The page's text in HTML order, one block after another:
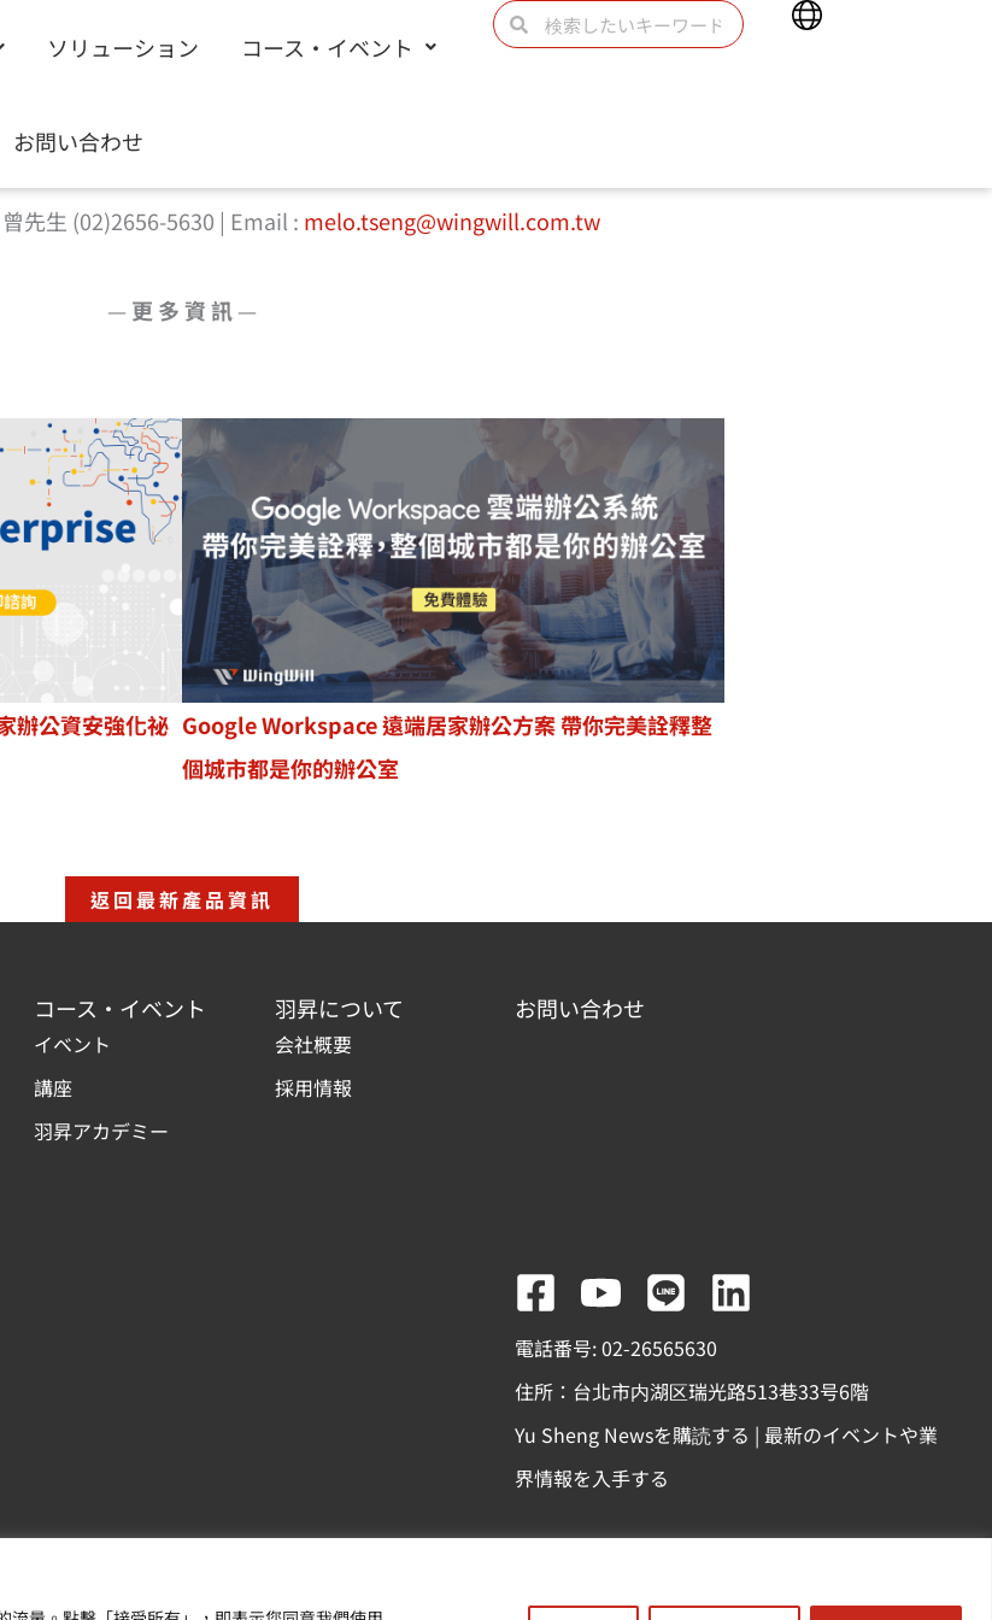
ソリューション コース・イベント
お問い合わせ
検
Main
先生 (02)2656-5630 | Email : melo.tseng@wingwill.com.tw
— 更 多 資 訊—
辦公資安強化祕 Google Workspace 遠端居家辦公方案 帶你完美詮釋整
個城市都是你的辦公室
返回最新產品資訊
コース・イベント
イベント
講座
羽昇アカデミー
羽昇について
会社概要
採用情報
お問い合わせ
F
a
c
e
b
o
o
Y
o
u
t
u
b
e
L
i
n
e
L
n
k
e
i
電話番号: 02-26565630
住所：台北市内湖区瑞光路513巷33号6階
Yu Sheng Newsを購読する | 最新のイベントや業
界情報を入手する